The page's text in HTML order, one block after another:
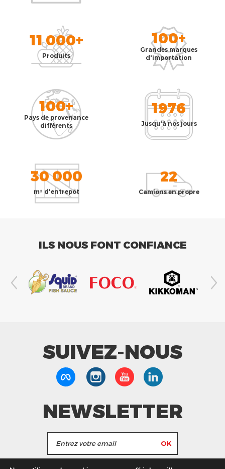
11 000+
Produits
100+
Grandes marques
d'importation
100+
Pays de provenance
différents
1976
Jusqu'à nos jours
30 000
m² d'entrepôt
22
Camions en propre
ILS NOUS FONT CONFIANCE
SUIVEZ-NOUS
NEWSLETTER
J'accepte de recevoir les actualités et les